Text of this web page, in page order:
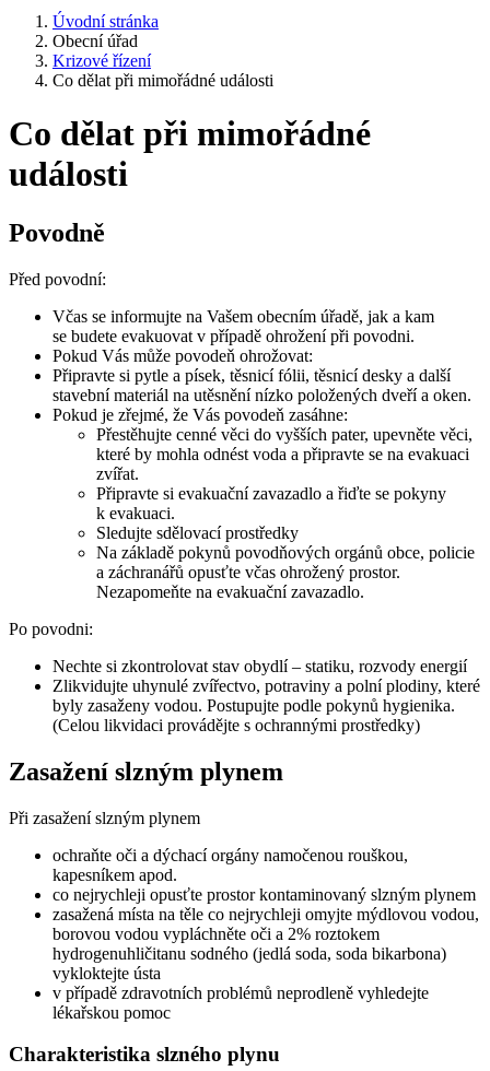
Úvodní stránka
Obecní úřad
Krizové řízení
Co dělat při mimořádné události
Co dělat při mimořádné
události
Povodně
Před povodní:
Včas se informujte na Vašem obecním úřadě, jak a kam
se budete evakuovat v případě ohrožení při povodni.
Pokud Vás může povodeň ohrožovat:
Připravte si pytle a písek, těsnicí fólii, těsnicí desky a další
stavební materiál na utěsnění nízko položených dveří a oken.
Pokud je zřejmé, že Vás povodeň zasáhne:
Přestěhujte cenné věci do vyšších pater, upevněte věci,
které by mohla odnést voda a připravte se na evakuaci
zvířat.
Připravte si evakuační zavazadlo a řiďte se pokyny
k evakuaci.
Sledujte sdělovací prostředky
Na základě pokynů povodňových orgánů obce, policie
a záchranářů opusťte včas ohrožený prostor.
Nezapomeňte na evakuační zavazadlo.
Po povodni:
Nechte si zkontrolovat stav obydlí – statiku, rozvody energií
Zlikvidujte uhynulé zvířectvo, potraviny a polní plodiny, které
byly zasaženy vodou. Postupujte podle pokynů hygienika.
(Celou likvidaci provádějte s ochrannými prostředky)
Zasažení slzným plynem
Při zasažení slzným plynem
ochraňte oči a dýchací orgány namočenou rouškou,
kapesníkem apod.
co nejrychleji opusťte prostor kontaminovaný slzným plynem
zasažená místa na těle co nejrychleji omyjte mýdlovou vodou,
borovou vodou vypláchněte oči a 2% roztokem
hydrogenuhličitanu sodného (jedlá soda, soda bikarbona)
vykloktejte ústa
v případě zdravotních problémů neprodleně vyhledejte
lékařskou pomoc
Charakteristika slzného plynu